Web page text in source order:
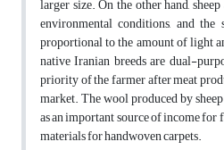
larger size. On the other hand,
environmental conditions, and
proportional to the amount of light
native Iranian breeds are dual-
priority of the farmer after meat
market. The wool produced by
as an important source of income for
materials for handwoven carpets.